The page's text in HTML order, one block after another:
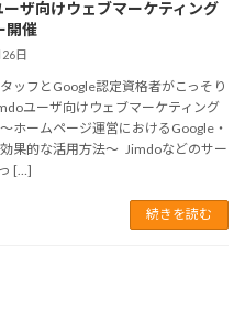
ザ向けウェブマーケティング
開催
日
ッフとGoogle認定資格者がこっそり
ユーザ向けウェブマーケティング
ホームページ運営におけるGoogle・
果的な活用方法～ Jimdoなどのサー
[…]
続きを読む